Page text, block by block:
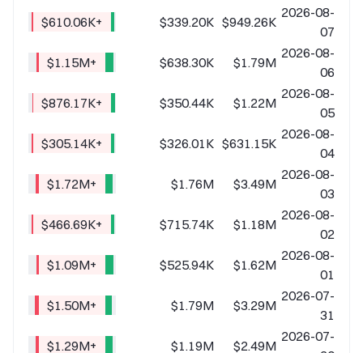
2026-08-
07
$949.26K
$339.20K
+$610.06K
2026-08-
06
$1.79M
$638.30K
+$1.15M
2026-08-
05
$1.22M
$350.44K
+$876.17K
2026-08-
04
$631.15K
$326.01K
+$305.14K
2026-08-
03
$3.49M
$1.76M
+$1.72M
2026-08-
02
$1.18M
$715.74K
+$466.69K
2026-08-
01
$1.62M
$525.94K
+$1.09M
2026-07-
31
$3.29M
$1.79M
+$1.50M
2026-07-
$2.49M
$1.19M
+$1.29M